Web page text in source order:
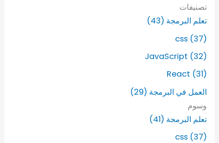
:
تصنيفات
تعلم البرمجة (43)
css (37)
JavaScript (32)
React (31)
العمل في البرمجة (29)
وسوم
تعلم البرمجة (41)
css (37)